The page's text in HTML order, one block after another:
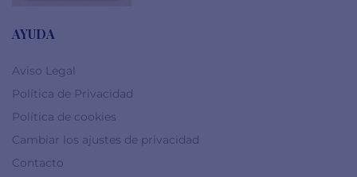
AYUDA
Aviso Legal
Política de Privacidad
Política de cookies
Cambiar los ajustes de privacidad
Contacto